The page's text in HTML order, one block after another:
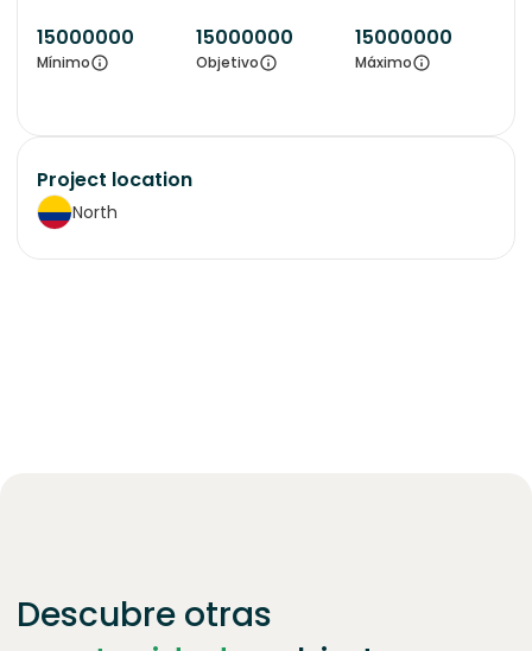
15000000
Mínimo
15000000
Objetivo
15000000
Máximo
Project location
North
Descubre otras